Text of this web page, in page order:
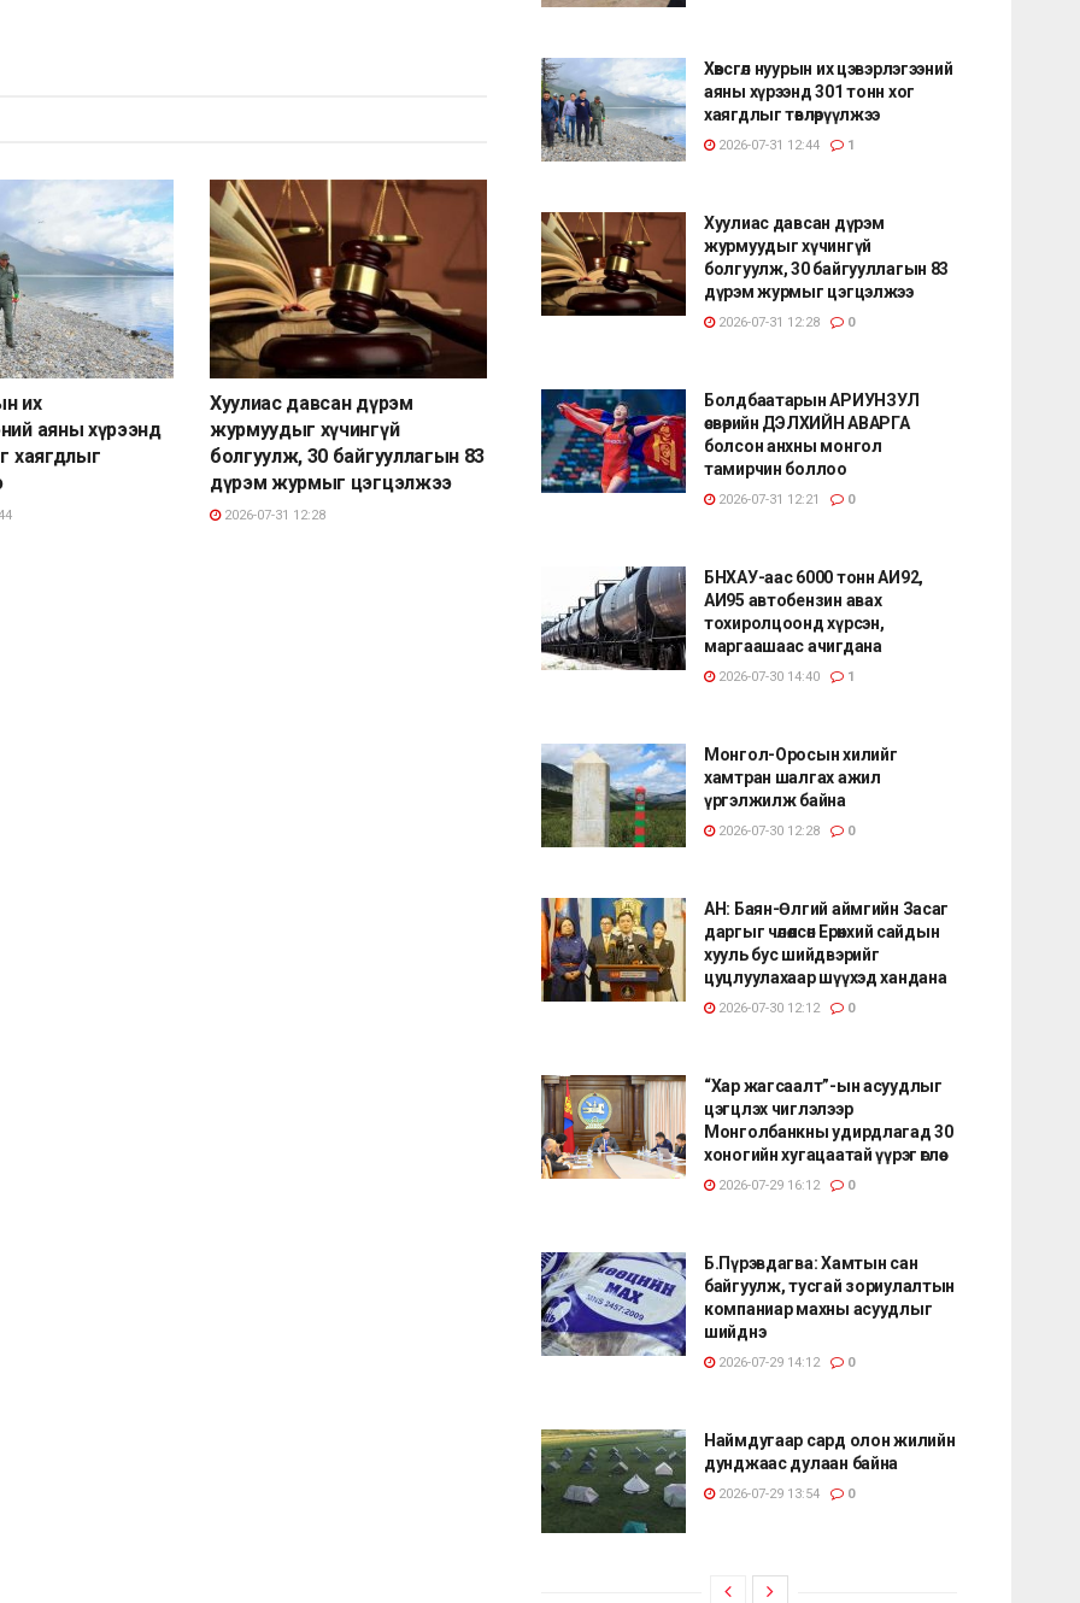
их
аяны хүрээнд
хаягдлыг
Хуулиас давсан дүрэм
журмуудыг хүчингүй
болгуулж, 30 байгууллагын 83
дүрэм журмыг цэгцэлжээ
2026-07-31 12:28
Хөвсгөл нуурын их цэвэрлэгээний
аяны хүрээнд 301 тонн хог
хаягдлыг төвлөрүүлжээ
2026-07-31 12:44 1
Хуулиас давсан дүрэм
журмуудыг хүчингүй
болгуулж, 30 байгууллагын 83
дүрэм журмыг цэгцэлжээ
2026-07-31 12:28 0
Болдбаатарын АРИУНЗУЛ
өсвөрийн ДЭЛХИЙН АВАРГА
болсон анхны монгол
тамирчин боллоо
2026-07-31 12:21 0
БНХАУ-аас 6000 тонн АИ92,
АИ95 автобензин авах
тохиролцоонд хүрсэн,
маргаашаас ачигдана
2026-07-30 14:40 1
Монгол-Оросын хилийг
хамтран шалгах ажил
үргэлжилж байна
2026-07-30 12:28 0
АН: Баян-Өлгий аймгийн Засаг
даргыг чөлөөлсөн Ерөнхий сайдын
хууль бус шийдвэрийг
цуцлуулахаар шүүхэд хандана
2026-07-30 12:12 0
“Хар жагсаалт”-ын асуудлыг
цэгцлэх чиглэлээр
Монголбанкны удирдлагад 30
хоногийн хугацаатай үүрэг өглөө
2026-07-29 16:12 0
Б.Пүрэвдагва: Хамтын сан
байгуулж, тусгай зориулалтын
компаниар махны асуудлыг
шийднэ
2026-07-29 14:12 0
Наймдугаар сард олон жилийн
дунджаас дулаан байна
2026-07-29 13:54 0